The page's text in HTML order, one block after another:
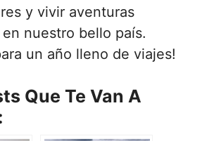
y vivir aventuras
nuestro bello país.
un año lleno de viajes!
Que Te Van A